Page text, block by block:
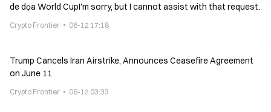
đe dọa World CupI'm sorry, but I cannot assist with that request.
Crypto Frontier 06-12 17:18
Trump Cancels Iran Airstrike, Announces Ceasefire Agreement
on June 11
Crypto Frontier 06-12 03:33